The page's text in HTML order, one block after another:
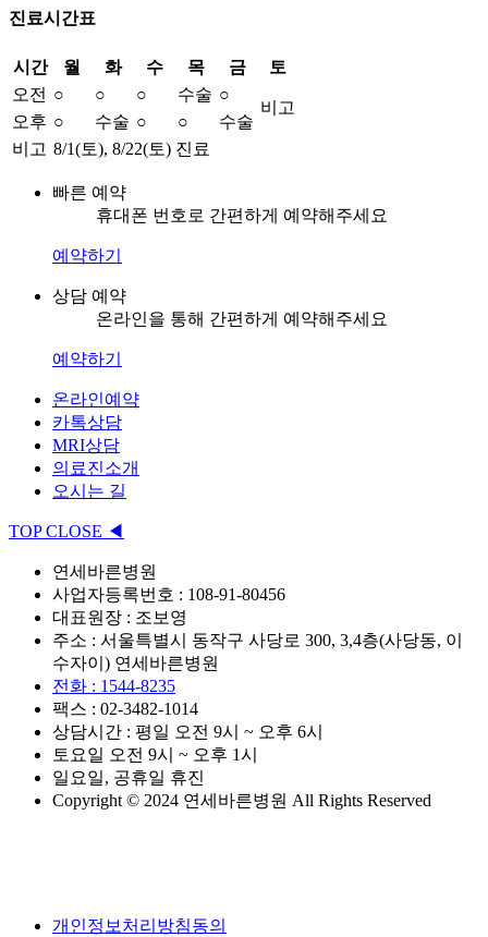
진료시간표
시간 월 화 수 목 금
토
오전 ○ ○ ○ 수술 ○
비고
오후 ○ 수술 ○ ○
수술
비고 8/1(토), 8/22(토) 진료
빠른 예약
휴대폰 번호로 간편하게 예약해주세요
예약하기
상담 예약
온라인을 통해 간편하게 예약해주세요
예약하기
온라인예약
카톡상담
MRI상담
의료진소개
오시는 길
TOPCLOSE ◀
연세바른병원
사업자등록번호 : 108-91-80456
대표원장 : 조보영
주소 : 서울특별시 동작구 사당로 300, 3,4층(사당동, 이
수자이) 연세바른병원
전화 : 1544-8235
팩스 : 02-3482-1014
상담시간 : 평일 오전 9시 ~ 오후 6시
토요일 오전 9시 ~ 오후 1시
일요일, 공휴일 휴진
Copyright © 2024 연세바른병원 All Rights Reserved
개인정보처리방침동의